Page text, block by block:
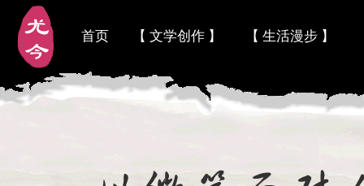
首页 【 文学创作 】 【 生活漫步 】